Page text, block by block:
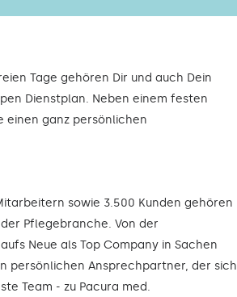
Tage gehören Dir und auch Dein
Dienstplan. Neben einem festen
einen ganz persönlichen
sowie 3.500 Kunden gehören
Pflegebranche. Von der
Neue als Top Company in Sachen
persönlichen Ansprechpartner, der sich
Team - zu Pacura med.